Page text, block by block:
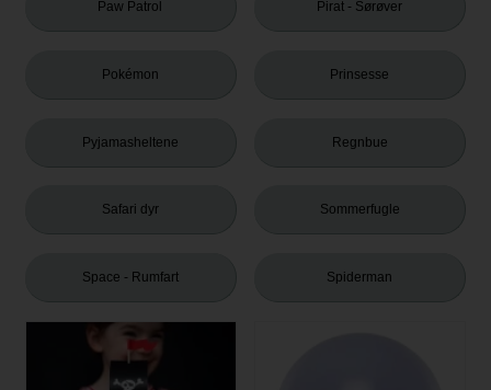
Paw Patrol Pirat - Sørøver
Pokémon Prinsesse
Pyjamasheltene Regnbue
Safari dyr Sommerfugle
Space - Rumfart Spiderman